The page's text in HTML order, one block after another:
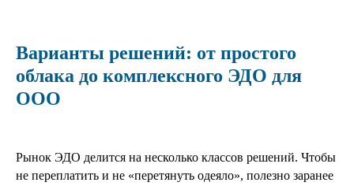
Варианты решений: от простого
облака до комплексного ЭДО для
ООО
Рынок ЭДО делится на несколько классов решений. Чтобы
не переплатить и не «перетянуть одеяло», полезно заранее